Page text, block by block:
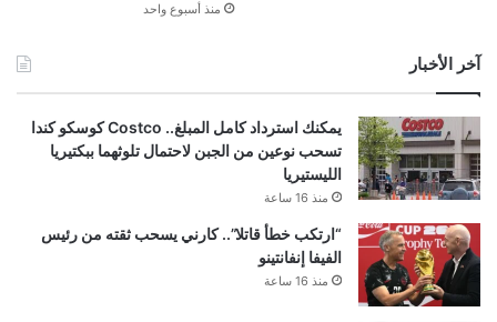
منذ أسبوع واحد
آخر الأخبار
يمكنك استرداد كامل المبلغ.. Costco كوسكو كندا
تسحب نوعين من الجبن لاحتمال تلوثهما ببكتيريا
الليستيريا
منذ 16 ساعة
“ارتكب خطأ قاتلا”.. كارني يسحب ثقته من رئيس
الفيفا إنفانتينو
منذ 16 ساعة